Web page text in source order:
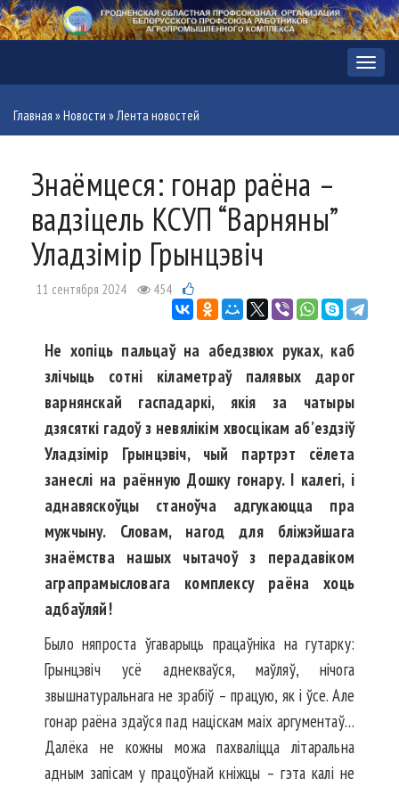
Меню
Главная »Новости »Лента новостей
Знаёмцеся: гонар раёна –
вадзіцель КСУП “Варняны”
Уладзімір Грынцэвіч
11 сентября 2024 454
Не хопіць пальцаў на абедзвюх руках, каб
злічыць сотні кіламетраў палявых дарог
варнянскай гаспадаркі, якія за чатыры
дзясяткі гадоў з невялікім хвосцікам аб’ездзіў
Уладзімір Грынцэвіч, чый партрэт сёлета
занеслі на раённую Дошку гонару. І калегі, і
аднавяскоўцы станоўча адгукаюцца пра
мужчыну. Словам, нагод для бліжэйшага
знаёмства нашых чытачоў з перадавіком
аграпрамысловага комплексу раёна хоць
адбаўляй!
Было няпроста ўгаварыць працаўніка на гутарку:
Грынцэвіч усё аднекваўся, маўляў, нічога
звышнатуральнага не зрабіў – працую, як і ўсе. Але
гонар раёна здаўся пад націскам маіх аргументаў…
Далёка не кожны можа пахваліцца літаральна
адным запісам у працоўнай кніжцы – гэта калі не